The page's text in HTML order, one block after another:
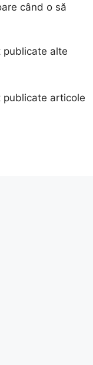
când o să
publicate alte
articole